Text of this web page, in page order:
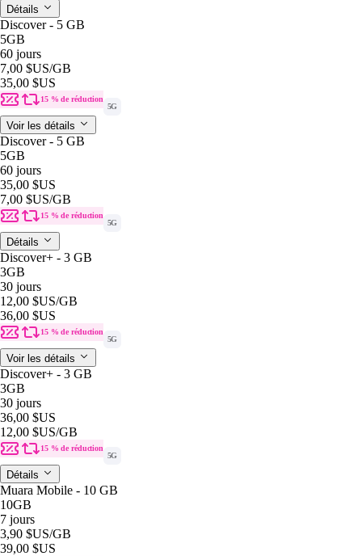
Détails
Discover - 5 GB
5GB
60 jours
7,00 $US/GB
35,00 $US
15 % de réduction
5G
Voir les détails
Discover - 5 GB
5GB
60 jours
35,00 $US
7,00 $US/GB
15 % de réduction
5G
Détails
Discover+ - 3 GB
3GB
30 jours
12,00 $US/GB
36,00 $US
15 % de réduction
5G
Voir les détails
Discover+ - 3 GB
3GB
30 jours
36,00 $US
12,00 $US/GB
15 % de réduction
5G
Détails
Muara Mobile - 10 GB
10GB
7 jours
3,90 $US/GB
39,00 $US